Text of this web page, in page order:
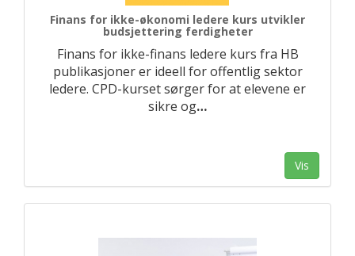
Finans for ikke-økonomi ledere kurs utvikler
budsjettering ferdigheter
Finans for ikke-finans ledere kurs fra HB
publikasjoner er ideell for offentlig sektor
ledere. CPD-kurset sørger for at elevene er
sikre og…
Vis